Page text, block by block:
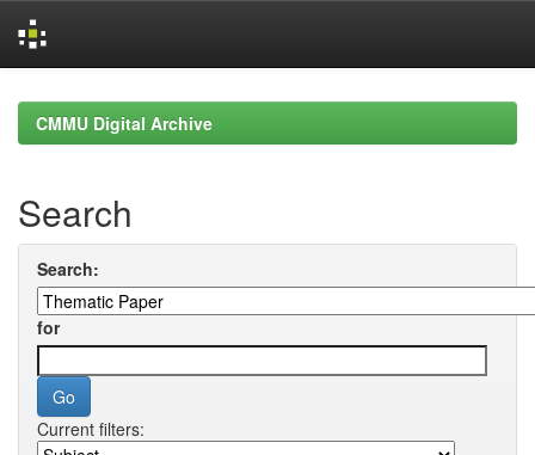
navigationCMMU Digital Archive
Search
Search:
for
Current filters: